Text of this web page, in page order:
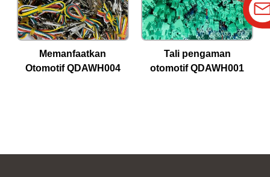
Memanfaatkan
Otomotif QDAWH004
Tali pengaman
otomotif QDAWH001